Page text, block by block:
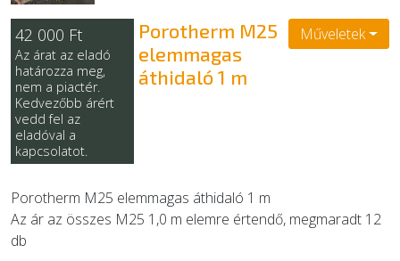
42 000 Ft
Az árat az eladó
határozza meg,
nem a piactér.
Kedvezőbb árért
vedd fel az
eladóval a
kapcsolatot.
Porotherm M25
elemmagas
áthidaló 1 m
Műveletek
Porotherm M25 elemmagas áthidaló 1 m
Az ár az összes M25 1,0 m elemre értendő, megmaradt 12
db